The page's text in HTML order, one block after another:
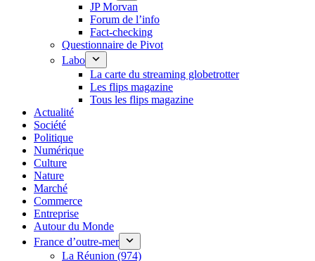
JP Morvan
Forum de l’info
Fact-checking
Questionnaire de Pivot
Labo
La carte du streaming globetrotter
Les flips magazine
Tous les flips magazine
Actualité
Société
Politique
Numérique
Culture
Nature
Marché
Commerce
Entreprise
Autour du Monde
France d’outre-mer
La Réunion (974)